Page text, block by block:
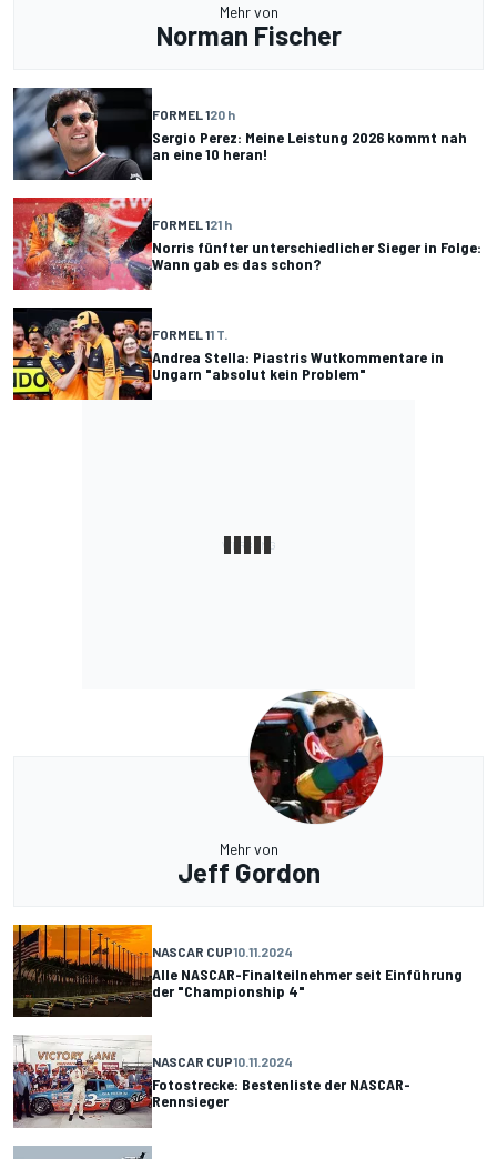
Mehr von
Norman Fischer
FORMEL 120 h
Sergio Perez: Meine Leistung 2026 kommt nah
an eine 10 heran!
FORMEL 121 h
Norris fünfter unterschiedlicher Sieger in Folge:
Wann gab es das schon?
FORMEL 11 T.
Andrea Stella: Piastris Wutkommentare in
Ungarn "absolut kein Problem"
Mehr von
Jeff Gordon
NASCAR CUP10.11.2024
Alle NASCAR-Finalteilnehmer seit Einführung
der "Championship 4"
NASCAR CUP10.11.2024
Fotostrecke: Bestenliste der NASCAR-
Rennsieger